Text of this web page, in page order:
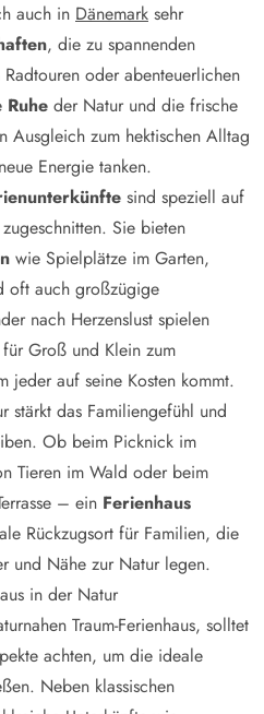
auch in Dänemark sehr
, die zu spannenden
Radtouren oder abenteuerlichen
Ruhe der Natur und die frische
Ausgleich zum hektischen Alltag
neue Energie tanken.
sind speziell auf
Sie bieten
wie Spielplätze im Garten,
oft auch großzügige
nach Herzenslust spielen
für Groß und Klein zum
jeder auf seine Kosten kommt.
stärkt das Familiengefühl und
Ob beim Picknick im
Tieren im Wald oder beim
– ein Ferienhaus
Rückzugsort für Familien, die
und Nähe zur Natur legen.
in der Natur
Traum-Ferienhaus, solltet
achten, um die ideale
Neben klassischen